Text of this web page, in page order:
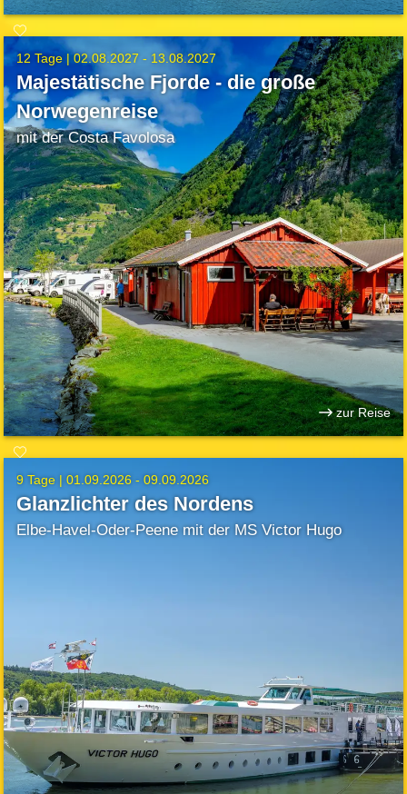
12 Tage |02.08.2027 - 13.08.2027
Majestätische Fjorde - die große
Norwegenreise
mit der Costa Favolosa
zur Reise
9 Tage |01.09.2026 - 09.09.2026
Glanzlichter des Nordens
Elbe-Havel-Oder-Peene mit der MS Victor Hugo